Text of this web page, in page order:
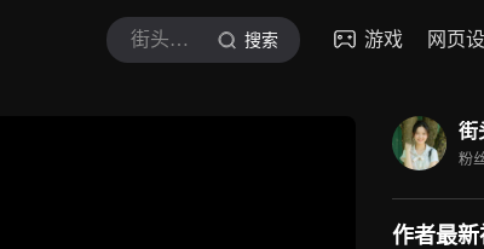
街头老友记 搜索 游戏 网页
街
粉
作者最新